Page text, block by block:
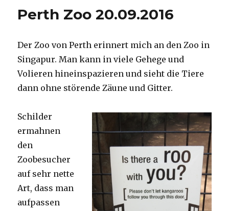
Perth
Perth Zoo 20.09.2016
Der Zoo von Perth erinnert mich an den Zoo in
Singapur. Man kann in viele Gehege und
Volieren hineinspazieren und sieht die Tiere
dann ohne störende Zäune und Gitter.
Schilder
ermahnen
den
Zoobesucher
auf sehr nette
Art, dass man
aufpassen